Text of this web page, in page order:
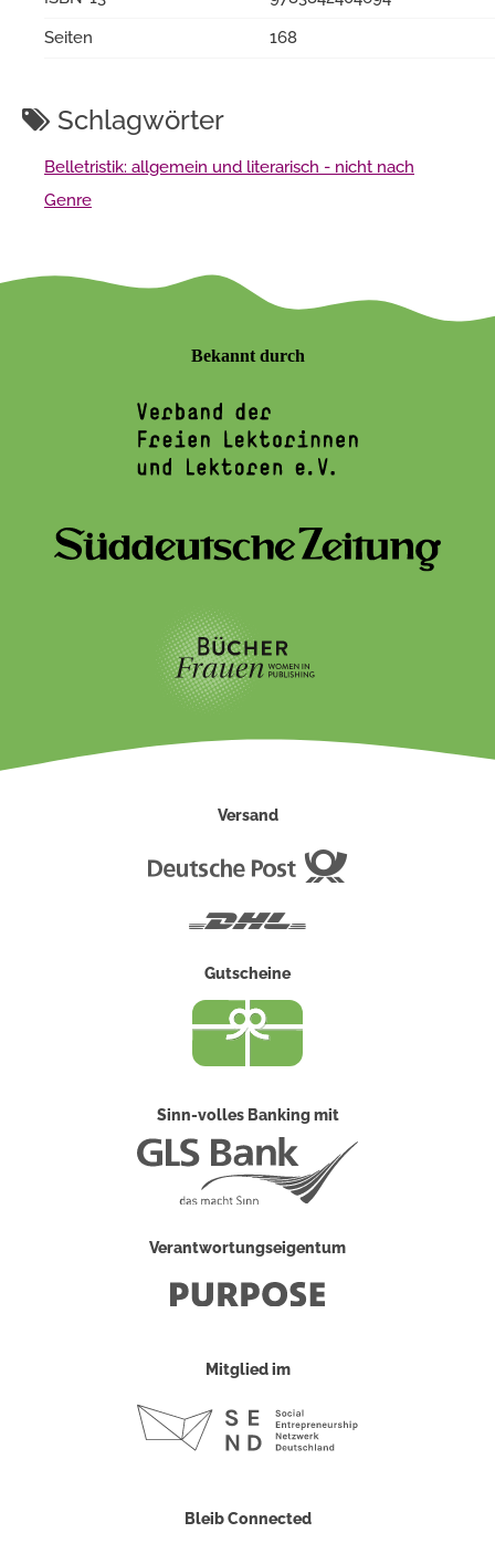
Seiten
168
Schlagwörter
Belletristik: allgemein und literarisch - nicht nach
Genre
Bekannt durch
Versand
Gutscheine
Sinn-volles Banking mit
Verantwortungseigentum
Mitglied im
Bleib Connected